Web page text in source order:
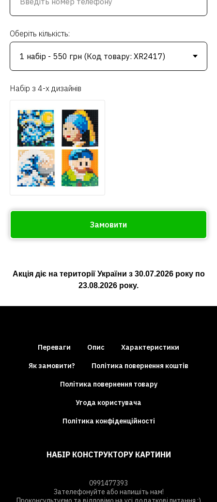
Оберіть кількість:
Набір з 4-х дизайнів
Замовити
Акція діє на території України з 30.07.2026року по
23.08.2026 року.
Переваги Опис Характеристики
Як замовити? Політика повернення коштів
Політика повернення товару
Угода користувача
Політика конфіденційності
НАБІР КОНСТРУКТОРУ КАРТИНИ
0991477393
Зателефонуйте або напишіть нам!